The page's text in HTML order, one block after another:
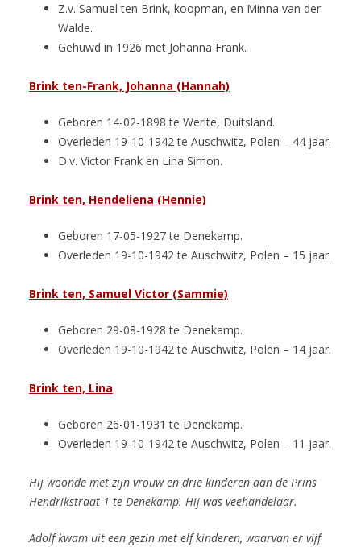
Z.v. Samuel ten Brink, koopman, en Minna van der
Walde.
Gehuwd in 1926 met Johanna Frank.
Brink ten-Frank, Johanna (Hannah)
Geboren 14-02-1898 te Werlte, Duitsland.
Overleden 19-10-1942 te Auschwitz, Polen – 44 jaar.
D.v. Victor Frank en Lina Simon.
Brink ten, Hendeliena (Hennie)
Geboren 17-05-1927 te Denekamp.
Overleden 19-10-1942 te Auschwitz, Polen – 15 jaar.
Brink ten, Samuel Victor (Sammie)
Geboren 29-08-1928 te Denekamp.
Overleden 19-10-1942 te Auschwitz, Polen – 14 jaar.
Brink ten, Lina
Geboren 26-01-1931 te Denekamp.
Overleden 19-10-1942 te Auschwitz, Polen – 11 jaar.
Hij woonde met zijn vrouw en drie kinderen aan de Prins
Hendrikstraat 1 te Denekamp. Hij was veehandelaar.
Adolf kwam uit een gezin met elf kinderen, waarvan er vijf